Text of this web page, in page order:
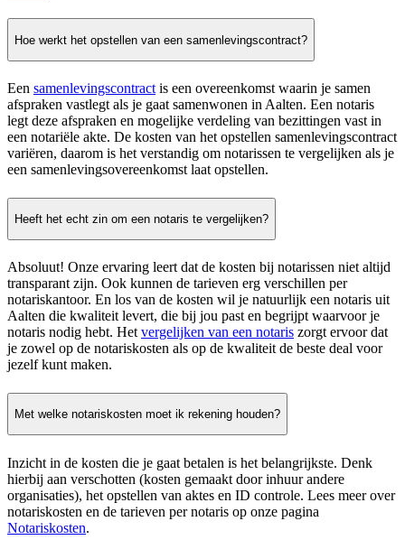
Hoe werkt het opstellen van een samenlevingscontract?
Een samenlevingscontract is een overeenkomst waarin je samen
afspraken vastlegt als je gaat samenwonen in Aalten. Een notaris
legt deze afspraken en mogelijke verdeling van bezittingen vast in
een notariële akte. De kosten van het opstellen samenlevingscontract
variëren, daarom is het verstandig om notarissen te vergelijken als je
een samenlevingsovereenkomst laat opstellen.
Heeft het echt zin om een notaris te vergelijken?
Absoluut! Onze ervaring leert dat de kosten bij notarissen niet altijd
transparant zijn. Ook kunnen de tarieven erg verschillen per
notariskantoor. En los van de kosten wil je natuurlijk een notaris uit
Aalten die kwaliteit levert, die bij jou past en begrijpt waarvoor je
notaris nodig hebt. Hetvergelijken van een notaris zorgt ervoor dat
je zowel op de notariskosten als op de kwaliteit de beste deal voor
jezelf kunt maken.
Met welke notariskosten moet ik rekening houden?
Inzicht in de kosten die je gaat betalen is het belangrijkste. Denk
hierbij aan verschotten (kosten gemaakt door inhuur andere
organisaties), het opstellen van aktes en ID controle. Lees meer over
notariskosten en de tarieven per notaris op onze pagina
Notariskosten.